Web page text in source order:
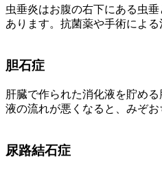
虫垂炎はお腹の右下にある虫
あります。抗菌薬や手術によ
胆石症
肝臓で作られた消化液を貯め
液の流れが悪くなると、みぞ
尿路結石症